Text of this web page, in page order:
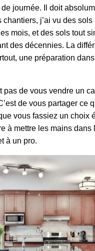
journée. Il doit
chantiers, j’ai vu des
mois, et des sols tout
des décennies. La
une préparation
pas de vous vendre un
de vous partager ce
vous fassiez un choix
à mettre les mains dans
à un pro.